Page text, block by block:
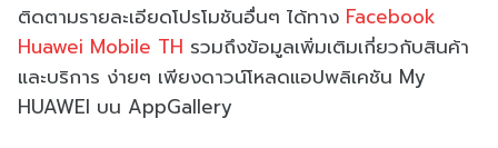
ติดตามรายละเอียดโปรโมชันอื่นๆ ได้ทาง Facebook
Huawei Mobile TH รวมถึงข้อมูลเพิ่มเติมเกี่ยวกับสินค้า
และบริการ ง่ายๆ เพียงดาวน์โหลดแอปพลิเคชัน My
HUAWEI บน AppGallery